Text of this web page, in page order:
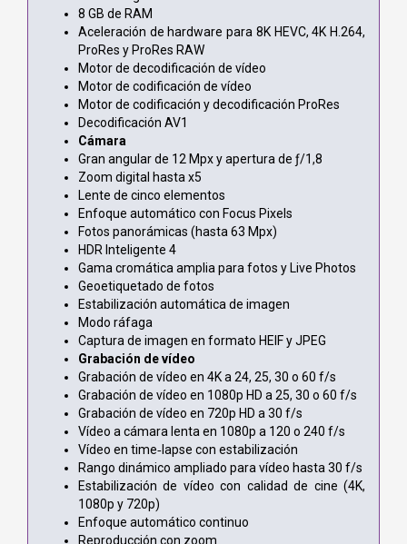
8 GB de RAM
Aceleración de hardware para 8K HEVC, 4K H.264,
ProRes y ProRes RAW
Motor de decodificación de vídeo
Motor de codificación de vídeo
Motor de codificación y decodificación ProRes
Decodificación AV1
Cámara
Gran angular de 12 Mpx y apertura de ƒ/1,8
Zoom digital hasta x5
Lente de cinco elementos
Enfoque automático con Focus Pixels
Fotos panorámicas (hasta 63 Mpx)
HDR Inteligente 4
Gama cromática amplia para fotos y Live Photos
Geoetiquetado de fotos
Estabilización automática de imagen
Modo ráfaga
Captura de imagen en formato HEIF y JPEG
Grabación de vídeo
Grabación de vídeo en 4K a 24, 25, 30 o 60 f/s
Grabación de vídeo en 1080p HD a 25, 30 o 60 f/s
Grabación de vídeo en 720p HD a 30 f/s
Vídeo a cámara lenta en 1080p a 120 o 240 f/s
Vídeo en time‑lapse con estabili­zación
Rango dinámico ampliado para vídeo hasta 30 f/s
Estabilización de vídeo con calidad de cine (4K,
1080p y 720p)
Enfoque automático continuo
Reproducción con zoom